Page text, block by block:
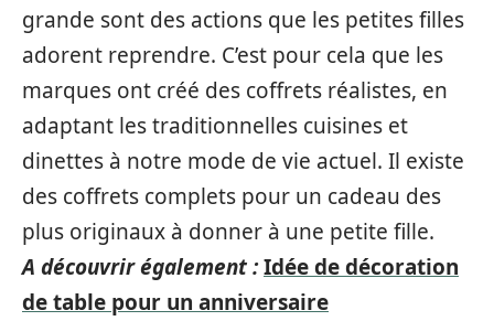
grande sont des actions que les petites filles
adorent reprendre. C’est pour cela que les
marques ont créé des coffrets réalistes, en
adaptant les traditionnelles cuisines et
dinettes à notre mode de vie actuel. Il existe
des coffrets complets pour un cadeau des
plus originaux à donner à une petite fille.
A découvrir également :Idée de décoration
de table pour un anniversaire